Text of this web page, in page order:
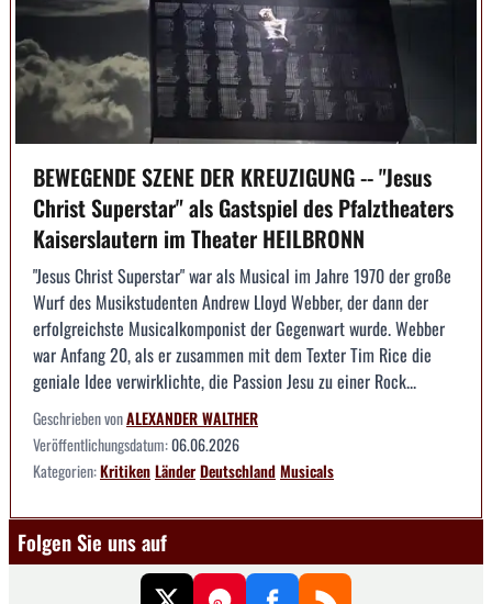
BEWEGENDE SZENE DER KREUZIGUNG -- "Jesus
Christ Superstar" als Gastspiel des Pfalztheaters
Kaiserslautern im Theater HEILBRONN
"Jesus Christ Superstar" war als Musical im Jahre 1970 der große
Wurf des Musikstudenten Andrew Lloyd Webber, der dann der
erfolgreichste Musicalkomponist der Gegenwart wurde. Webber
war Anfang 20, als er zusammen mit dem Texter Tim Rice die
geniale Idee verwirklichte, die Passion Jesu zu einer Rock...
Geschrieben vonALEXANDER WALTHER
Veröffentlichungsdatum:06.06.2026
Kategorien:KritikenLänderDeutschlandMusicals
Folgen Sie uns auf